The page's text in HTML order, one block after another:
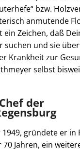
bzw.
anmutende
Zeichen, daß
suchen und sie
Krankheit zur
selbst
der
gründete er in
Jahren, ein